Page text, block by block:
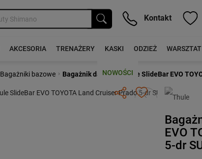
Kontakt
AKCESORIA TRENAŻERY KASKI ODZIEŻ WARSZTAT
NOWOŚCI
Bagażniki bazowe › Bagażnik dachowy Thule SlideBar EVO
Następny
EVO
5-dr